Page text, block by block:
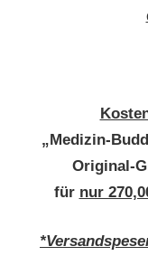
„Medizin-
Original-
für nur